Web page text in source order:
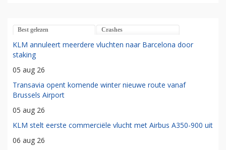
Best gelezen Crashes
KLM annuleert meerdere vluchten naar Barcelona door
staking
05 aug 26
Transavia opent komende winter nieuwe route vanaf
Brussels Airport
05 aug 26
KLM stelt eerste commerciële vlucht met Airbus A350-900 uit
06 aug 26